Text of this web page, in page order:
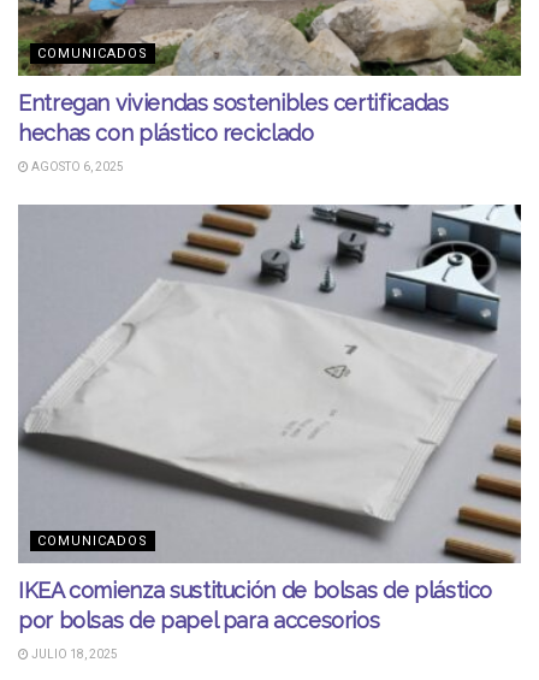
COMUNICADOS
Entregan viviendas sostenibles certificadas
hechas con plástico reciclado
AGOSTO 6, 2025
COMUNICADOS
IKEA comienza sustitución de bolsas de plástico
por bolsas de papel para accesorios
JULIO 18, 2025